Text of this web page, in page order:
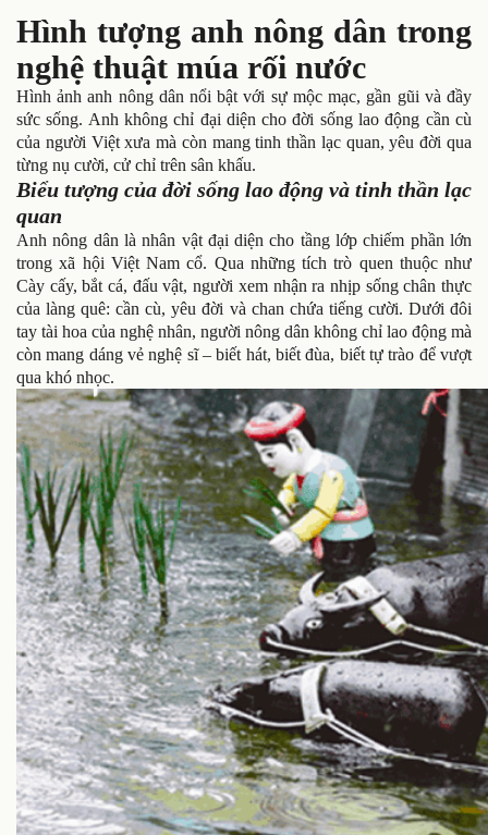
Hình tượng anh nông dân trong
nghệ thuật múa rối nước
Hình ảnh anh nông dân nổi bật với sự mộc mạc, gần gũi và đầy
sức sống. Anh không chỉ đại diện cho đời sống lao động cần cù
của người Việt xưa mà còn mang tinh thần lạc quan, yêu đời qua
từng nụ cười, cử chỉ trên sân khấu.
Biểu tượng của đời sống lao động và tinh thần lạc
quan
Anh nông dân là nhân vật đại diện cho tầng lớp chiếm phần lớn
trong xã hội Việt Nam cổ. Qua những tích trò quen thuộc như
Cày cấy, bắt cá, đấu vật, người xem nhận ra nhịp sống chân thực
của làng quê: cần cù, yêu đời và chan chứa tiếng cười. Dưới đôi
tay tài hoa của nghệ nhân, người nông dân không chỉ lao động mà
còn mang dáng vẻ nghệ sĩ – biết hát, biết đùa, biết tự trào để vượt
qua khó nhọc.